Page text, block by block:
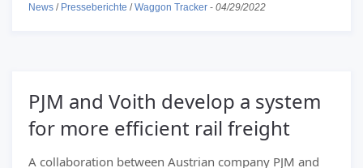
News / Presseberichte /Waggon Tracker - 04/29/2022
PJM and Voith develop a system
for more efficient rail freight
A collaboration between Austrian company PJM and